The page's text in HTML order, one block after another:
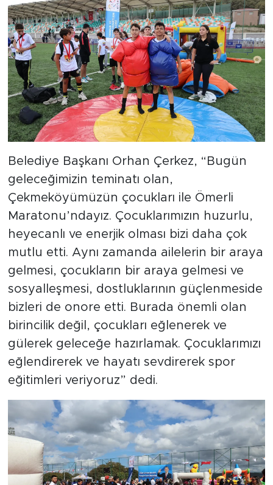
Belediye Başkanı Orhan Çerkez, “Bugün
geleceğimizin teminatı olan,
Çekmeköyümüzün çocukları ile Ömerli
Maratonu’ndayız. Çocuklarımızın huzurlu,
heyecanlı ve enerjik olması bizi daha çok
mutlu etti. Aynı zamanda ailelerin bir araya
gelmesi, çocukların bir araya gelmesi ve
sosyalleşmesi, dostluklarının güçlenmeside
bizleri de onore etti. Burada önemli olan
birincilik değil, çocukları eğlenerek ve
gülerek geleceğe hazırlamak. Çocuklarımızı
eğlendirerek ve hayatı sevdirerek spor
eğitimleri veriyoruz” dedi.